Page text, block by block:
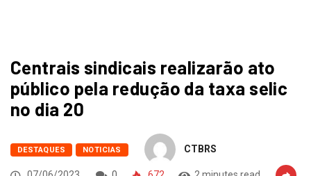
Centrais sindicais realizarão ato
público pela redução da taxa selic
no dia 20
DESTAQUES NOTICIAS CTBRS